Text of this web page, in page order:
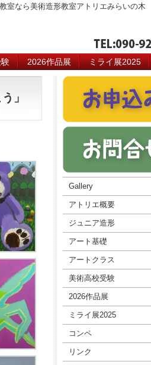
室なら美術造形教室アトリエみらいの木
2026作品展 ミライ展2025
」
Gallery
アトリエ概要
ジュニア造形
アート基礎
アートクラス
美術高校受験
2026作品展
ミライ展2025
コンペ
リンク